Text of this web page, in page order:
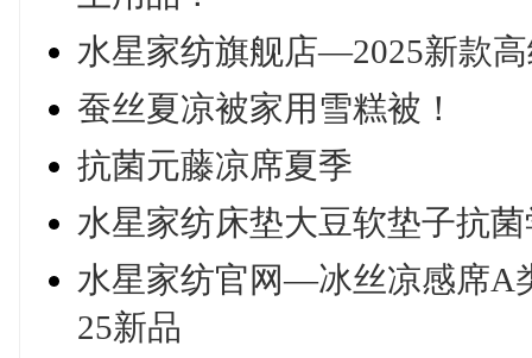
水星家纺旗舰店—2025新款
蚕丝夏凉被家用雪糕被！
抗菌元藤凉席夏季
水星家纺床垫大豆软垫子抗
水星家纺官网—冰丝凉感席A
25新品